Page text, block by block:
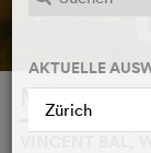
Miss
AKTUELLE
Zürich